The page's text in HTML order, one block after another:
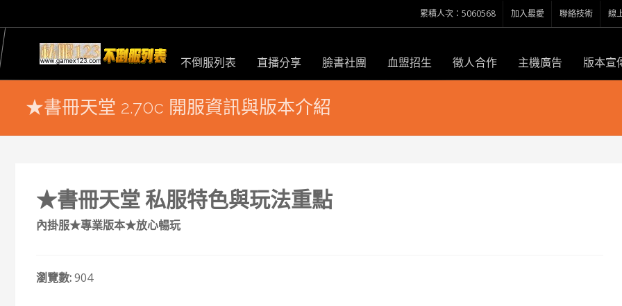
累積人次：5060568 加入最愛 聯絡技術 線
不倒服列表 直播分享 臉書社團 血盟招生 徵人合作 主機廣告 版本宣
★書冊天堂 2.70c 開服資訊與版本介紹
★書冊天堂 私服特色與玩法重點
內掛服★專業版本★放心暢玩
瀏覽數:904